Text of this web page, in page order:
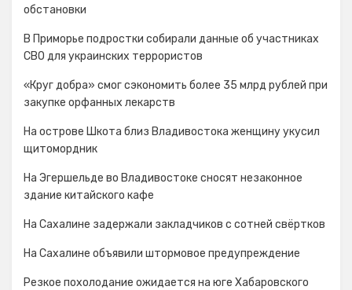
обстановки
В Приморье подростки собирали данные об участниках
СВО для украинских террористов
«Круг добра» смог сэкономить более 35 млрд рублей при
закупке орфанных лекарств
На острове Шкота близ Владивостока женщину укусил
щитомордник
На Эгершельде во Владивостоке сносят незаконное
здание китайского кафе
На Сахалине задержали закладчиков с сотней свёртков
На Сахалине объявили штормовое предупреждение
Резкое похолодание ожидается на юге Хабаровского